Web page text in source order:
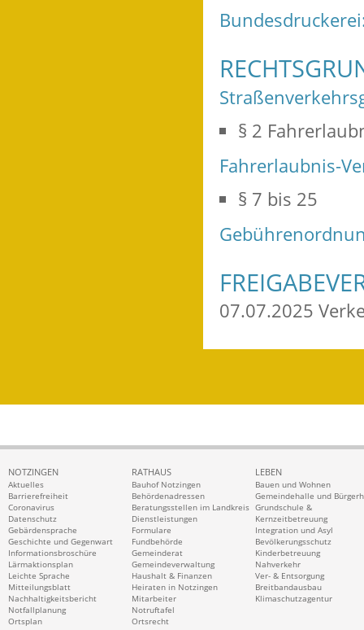
§ 2
Fahrerlaubnis-
§ 7 bis 25
07.07.2025
NOTZINGEN
Aktuelles
Barrierefreiheit
Coronavirus
Datenschutz
Gebärdensprache
Geschichte und Gegenwart
Informationsbroschüre
Lärmaktionsplan
Leichte Sprache
Mitteilungsblatt
Nachhaltigkeitsbericht
Notfallplanung
Ortsplan
RATHAUS
Bauhof Notzingen
Behördenadressen
Beratungsstellen im Landkreis
Dienstleistungen
Formulare
Fundbehörde
Gemeinderat
Gemeindeverwaltung
Haushalt & Finanzen
Heiraten in Notzingen
Mitarbeiter
Notruftafel
Ortsrecht
LEBEN
Bauen und Wohnen
Gemeindehalle und
Grundschule &
Kernzeitbetreuung
Integration und Asyl
Bevölkerungsschutz
Kinderbetreuung
Nahverkehr
Ver- & Entsorgung
Breitbandausbau
Klimaschutzagentur